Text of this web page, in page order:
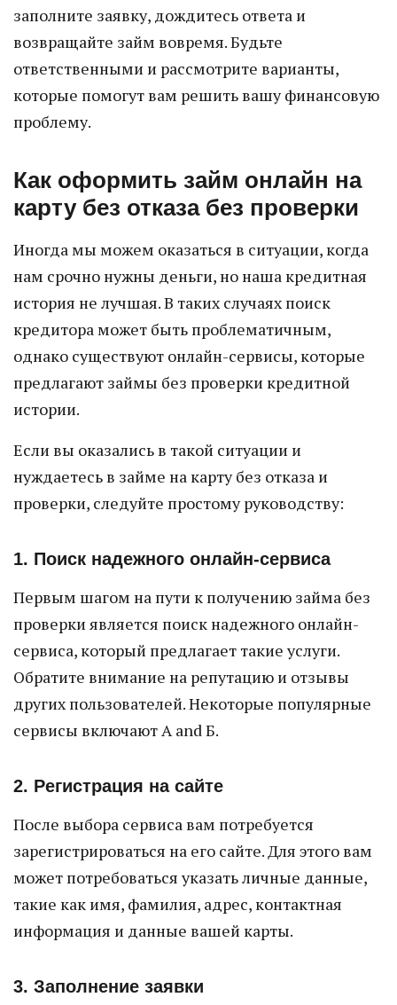
заполните заявку, дождитесь ответа и
возвращайте займ вовремя. Будьте
ответственными и рассмотрите варианты,
которые помогут вам решить вашу финансовую
проблему.
Как оформить займ онлайн на
карту без отказа без проверки
Иногда мы можем оказаться в ситуации, когда
нам срочно нужны деньги, но наша кредитная
история не лучшая. В таких случаях поиск
кредитора может быть проблематичным,
однако существуют онлайн-сервисы, которые
предлагают займы без проверки кредитной
истории.
Если вы оказались в такой ситуации и
нуждаетесь в займе на карту без отказа и
проверки, следуйте простому руководству:
1. Поиск надежного онлайн-сервиса
Первым шагом на пути к получению займа без
проверки является поиск надежного онлайн-
сервиса, который предлагает такие услуги.
Обратите внимание на репутацию и отзывы
других пользователей. Некоторые популярные
сервисы включают А and Б.
2. Регистрация на сайте
После выбора сервиса вам потребуется
зарегистрироваться на его сайте. Для этого вам
может потребоваться указать личные данные,
такие как имя, фамилия, адрес, контактная
информация и данные вашей карты.
3. Заполнение заявки